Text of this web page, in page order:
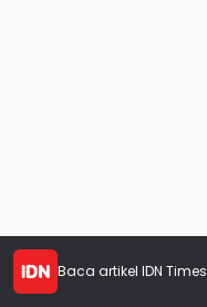
Baca artikel IDN Times